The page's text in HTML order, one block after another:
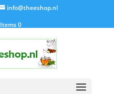
info@theeshop.nl
Items 0